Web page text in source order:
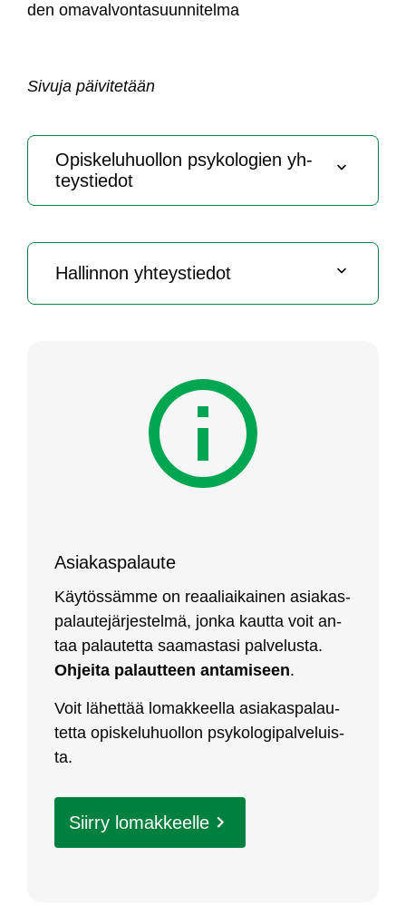
den oma­val­von­ta­suun­ni­tel­ma
Si­vu­ja päi­vi­te­tään
Opis­ke­lu­huol­lon psy­ko­lo­gien yh­
teys­tie­dot
Hal­lin­non yh­teys­tie­dot
Asia­kas­pa­lau­te
Käy­tös­säm­me on reaa­liai­kai­nen asia­kas­
pa­lau­te­jär­jes­tel­mä, jon­ka kaut­ta voit an­
taa pa­lau­tet­ta saa­mas­ta­si pal­ve­lus­ta.
Oh­jei­ta pa­laut­teen an­ta­mi­seen.
Voit lä­het­tää lo­mak­keel­la asia­kas­pa­lau­
tet­ta opis­ke­lu­huol­lon psy­ko­lo­gi­pal­ve­luis­
ta.
Siir­ry lo­mak­keel­le